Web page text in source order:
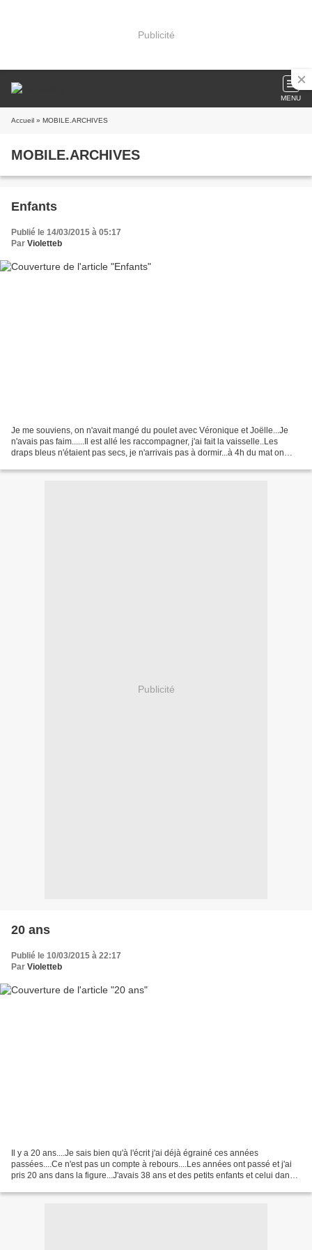
Publicité
MENU
Accueil » MOBILE.ARCHIVES
MOBILE.ARCHIVES
Enfants
Publié le 14/03/2015 à 05:17
Par Violetteb
Je me souviens, on n'avait mangé du poulet avec Véronique et Joëlle...Je
n'avais pas faim......Il est allé les raccompagner, j'ai fait la vaisselle..Les
draps bleus n'étaient pas secs, je n'arrivais pas à dormir...à 4h du mat on
Publicité
20 ans
Publié le 10/03/2015 à 22:17
Par Violetteb
Il y a 20 ans....Je sais bien qu'à l'écrit j'ai déjà égrainé ces années
passées....Ce n'est pas un compte à rebours....Les années ont passé et j'ai
pris 20 ans dans la figure...J'avais 38 ans et des petits enfants et celui dans